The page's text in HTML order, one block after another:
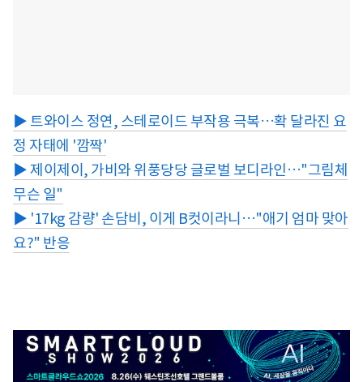
▶ 트와이스 정연, 스테로이드 부작용 극복…확 달라진 요
정 자태에 '깜짝'
▶ 제이제이, 가비와 위풍당당 글로벌 보디라인…"그림체
무슨 일"
▶ '17kg 감량' 손담비, 이게 B컷이라니…"애기 엄마 맞아
요?" 반응